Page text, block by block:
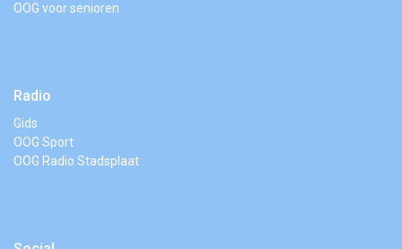
OOG voor senioren
Radio
Gids
OOG Sport
OOG Radio Stadsplaat